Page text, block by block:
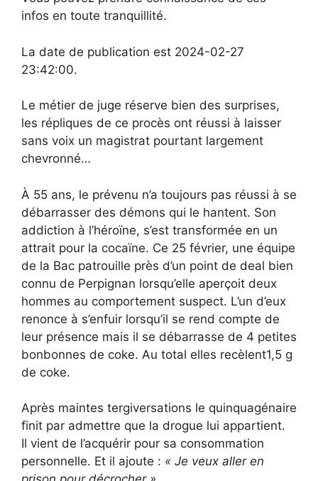
infos en toute tranquillité.
La date de publication est 2024-02-27
23:42:00.
Le métier de juge réserve bien des surprises,
les répliques de ce procès ont réussi à laisser
sans voix un magistrat pourtant largement
chevronné…
À 55 ans, le prévenu n’a toujours pas réussi à se
débarrasser des démons qui le hantent. Son
addiction à l’héroïne, s’est transformée en un
attrait pour la cocaïne. Ce 25 février, une équipe
de la Bac patrouille près d’un point de deal bien
connu de Perpignan lorsqu’elle aperçoit deux
hommes au comportement suspect. L’un d’eux
renonce à s’enfuir lorsqu’il se rend compte de
leur présence mais il se débarrasse de 4 petites
bonbonnes de coke. Au total elles recèlent1,5 g
de coke.
Après maintes tergiversations le quinquagénaire
finit par admettre que la drogue lui appartient.
Il vient de l’acquérir pour sa consommation
personnelle. Et il ajoute : « Je veux aller en